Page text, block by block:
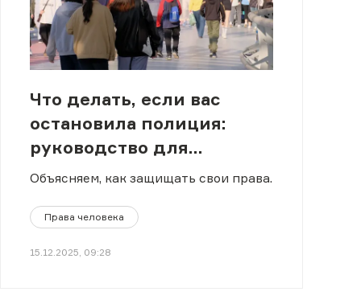
Что делать, если вас
остановила полиция:
руководство для
молодежи в Казахстане
Объясняем, как защищать свои права.
Права человека
15.12.2025, 09:28